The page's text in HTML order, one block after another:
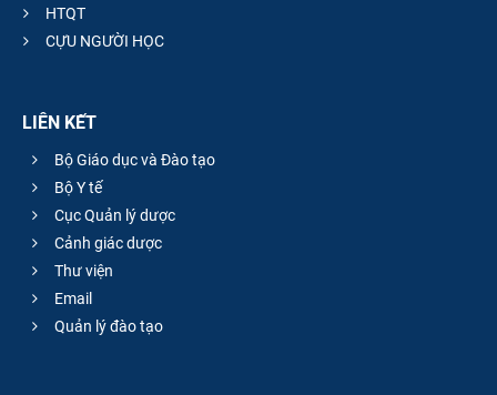
HTQT
CỰU NGƯỜI HỌC
LIÊN KẾT
Bộ Giáo dục và Đào tạo
Bộ Y tế
Cục Quản lý dược
Cảnh giác dược
Thư viện
Email
Quản lý đào tạo